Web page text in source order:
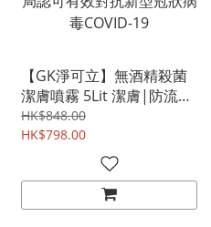
【GK淨可立】無酒精殺菌
潔膚噴霧 5Lit 潔膚|防流
感|防手足口病|抗流感|殺
菌|無酒精|不含酒精|清
潔|黃金黃葡萄球菌|環境
局認可有效對抗新型冠狀病
HK$848.00
HK$798.00